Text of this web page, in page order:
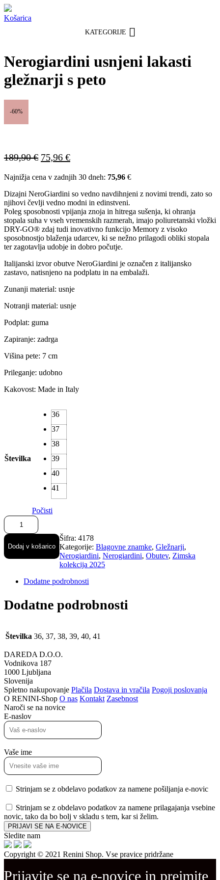
Košarica
KATEGORIJE
Nerogiardini usnjeni lakasti
gležnarji s peto
-60%
189,90€ Izvirna
je
bila:
189,90 €.
75,96 €Trenutna
je:
75,96 €.
Najnižja cena v zadnjih 30 dneh: 75,96 €
Dizajni NeroGiardini so vedno navdihnjeni z novimi trendi, zato so
njihovi čevlji vedno modni in edinstveni.
Poleg sposobnosti vpijanja znoja in hitrega sušenja, ki ohranja
stopala suha v vseh vremenskih razmerah, imajo poliuretanski vložki
DRY-GO® zdaj tudi inovativno funkcijo Memory z visoko
sposobnostjo blaženja udarcev, ki se nežno prilagodi obliki stopala
ter zagotavlja udobje in dobro počutje.
Italijanski izvor obutve NeroGiardini je označen z italijansko
zastavo, natisnjeno na podplatu in na embalaži.
Zunanji material: usnje
Notranji material: usnje
Podplat: guma
Zapiranje: zadrga
Višina pete: 7 cm
Prileganje: udobno
Kakovost: Made in Italy
Številka
36
37
38
39
40
41
Počisti
Nerogiardini
usnjeni
lakasti
gležnarji
s
Dodaj v košarico
Šifra: 4178
Kategorije: Blagovne znamke, Gležnarji,
Nerogiardini, Nerogiardini, Obutev, Zimska
kolekcija 2025
Dodatne podrobnosti
Dodatne podrobnosti
Številka 36, 37, 38, 39, 40, 41
DAREDA D.O.O.
Vodnikova 187
1000 Ljubljana
Slovenija
Spletno nakupovanje Plačila Dostava in vračila Pogoji poslovanja
O RENINI-Shop O nas Kontakt Zasebnost
Naroči se na novice
E-naslov
Vaše ime
Strinjam se z obdelavo podatkov za namene pošiljanja e-novic
Strinjam se z obdelavo podatkov za namene prilagajanja vsebine
novic, tako da bo bolj v skladu s tem, kar si želim.
PRIJAVI SE NA E-NOVICE
Sledite nam
Copyright © 2021 Renini Shop. Vse pravice pridržane
Prijavite se na e-novice in prejmite